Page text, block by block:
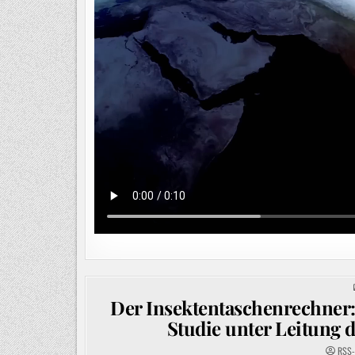
Der
Studie unter Leitung